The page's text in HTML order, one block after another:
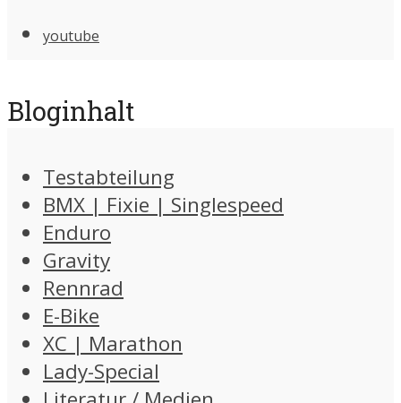
youtube
Bloginhalt
Testabteilung
BMX | Fixie | Singlespeed
Enduro
Gravity
Rennrad
E-Bike
XC | Marathon
Lady-Special